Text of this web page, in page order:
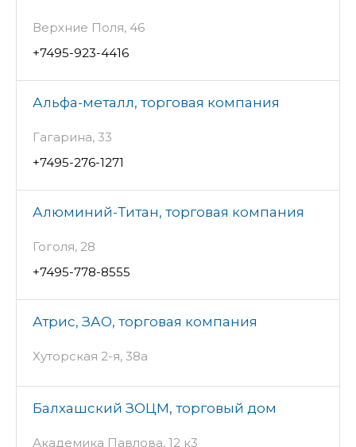
Верхние Поля, 46
+7495-923-4416
Альфа-металл, торговая компания
Гагарина, 33
+7495-276-1271
Алюминий-Титан, торговая компания
Гоголя, 28
+7495-778-8555
Атрис, ЗАО, торговая компания
Хуторская 2-я, 38а
Балхашский ЗОЦМ, торговый дом
Академика Павлова, 12 к3